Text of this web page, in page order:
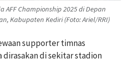
AFF Championship 2025 di Depan
Kabupaten Kediri (Foto: Ariel/RRI)
supporter timnas
dirasakan di sekitar stadion